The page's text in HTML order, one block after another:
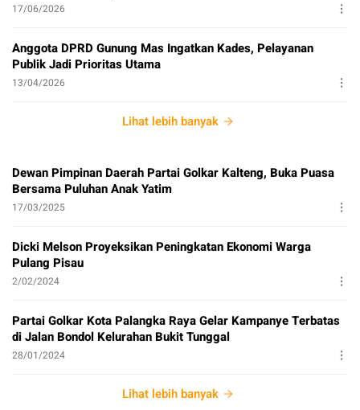
17/06/2026
Anggota DPRD Gunung Mas Ingatkan Kades, Pelayanan
Publik Jadi Prioritas Utama
13/04/2026
Lihat lebih banyak
Dewan Pimpinan Daerah Partai Golkar Kalteng, Buka Puasa
Bersama Puluhan Anak Yatim
17/03/2025
Dicki Melson Proyeksikan Peningkatan Ekonomi Warga
Pulang Pisau
2/02/2024
Partai Golkar Kota Palangka Raya Gelar Kampanye Terbatas
di Jalan Bondol Kelurahan Bukit Tunggal
28/01/2024
Lihat lebih banyak